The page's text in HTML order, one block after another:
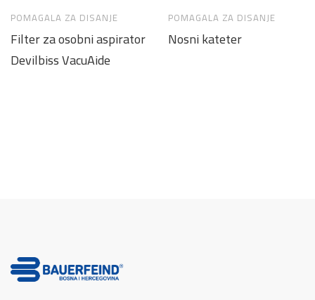
POMAGALA ZA DISANJE
Filter za osobni aspirator
Devilbiss VacuAide
POMAGALA ZA DISANJE
Nosni kateter